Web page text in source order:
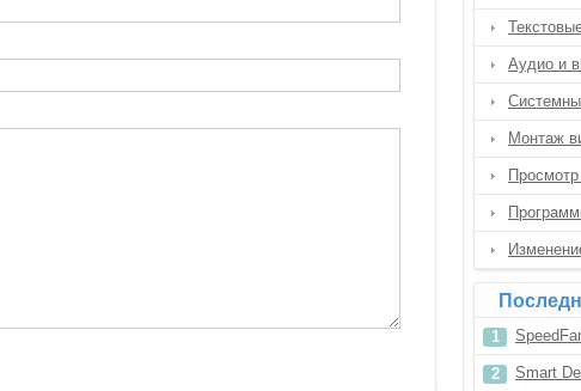
Аудио и
Монтаж
Smart